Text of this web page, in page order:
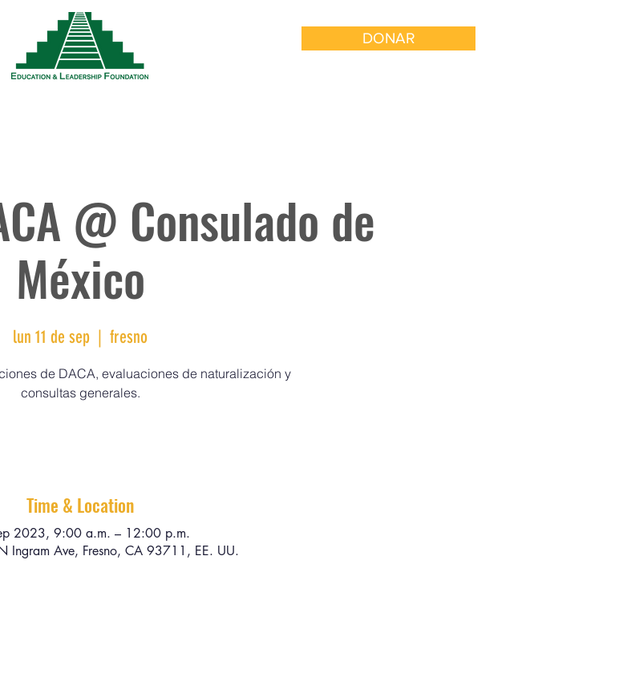
DONAR
@ Consulado de
México
lun 11 de sep
  |
fresno
de DACA, evaluaciones de naturalización y
consultas generales.
Time & Location
2023, 9:00 a.m. – 12:00 p.m.
Ingram Ave, Fresno, CA 93711, EE. UU.